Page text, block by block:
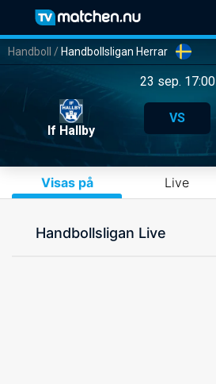
Handboll / Handbollsligan Herrar
23 sep. 17:00
If Hallby
VS
Visas på Live
Handbollsligan Live